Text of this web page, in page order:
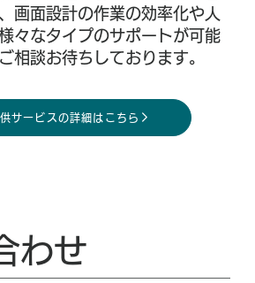
画面設計の作業の効率化や人
々なタイプのサポートが可能
相談お待ちしております。
サービスの詳細はこちら
わせ